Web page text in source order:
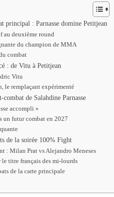
principal : Parnasse domine Petitjean
au deuxième round
du champion de MMA
combat
: de Vitu à Petitjean
Vitu
le remplaçant expérimenté
combat de Salahdine Parnasse
accompli »
un futur combat en 2027
de la soirée 100% Fight
: Milan Prat vs Alejandro Meneses
le titre français des mi-lourds
de la carte principale